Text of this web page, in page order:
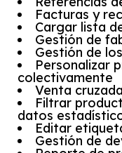
Facturas y
Cargar lista
Gestión de
Gestión de
Personalizar
colectivamente
Venta cruzada
Filtrar
datos
Editar
Gestión de